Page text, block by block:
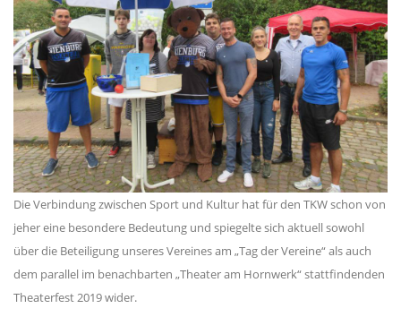
Die Verbindung zwischen Sport und Kultur hat für den TKW schon von
jeher eine besondere Bedeutung und spiegelte sich aktuell sowohl
über die Beteiligung unseres Vereines am „Tag der Vereine“ als auch
dem parallel im benachbarten „Theater am Hornwerk“ stattfindenden
Theaterfest 2019 wider.